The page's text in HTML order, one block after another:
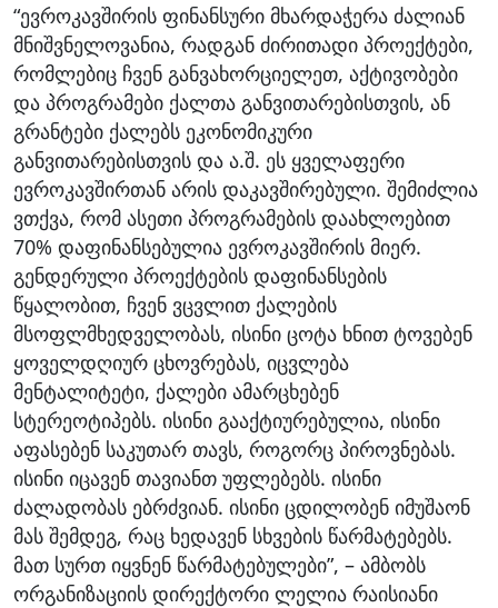
“ევროკავშირის ფინანსური მხარდაჭერა ძალიან
მნიშვნელოვანია, რადგან ძირითადი პროექტები,
რომლებიც ჩვენ განვახორციელეთ, აქტივობები
და პროგრამები ქალთა განვითარებისთვის, ან
გრანტები ქალებს ეკონომიკური
განვითარებისთვის და ა.შ. ეს ყველაფერი
ევროკავშირთან არის დაკავშირებული. შემიძლია
ვთქვა, რომ ასეთი პროგრამების დაახლოებით
70% დაფინანსებულია ევროკავშირის მიერ.
გენდერული პროექტების დაფინანსების
წყალობით, ჩვენ ვცვლით ქალების
მსოფლმხედველობას, ისინი ცოტა ხნით ტოვებენ
ყოველდღიურ ცხოვრებას, იცვლება
მენტალიტეტი, ქალები ამარცხებენ
სტერეოტიპებს. ისინი გააქტიურებულია, ისინი
აფასებენ საკუთარ თავს, როგორც პიროვნებას.
ისინი იცავენ თავიანთ უფლებებს. ისინი
ძალადობას ებრძვიან. ისინი ცდილობენ იმუშაონ
მას შემდეგ, რაც ხედავენ სხვების წარმატებებს.
მათ სურთ იყვნენ წარმატებულები”, – ამბობს
ორგანიზაციის დირექტორი ლელია რაისიანი